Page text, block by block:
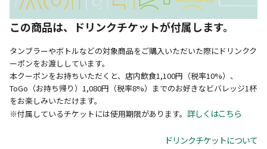
この商品は、ドリンクチケットが付属します。
タンブラーやボトルなどの対象商品をご購入いただいた際にドリンクク
ーポンをお渡ししています。
本クーポンをお持ちいただくと、店内飲食1,100円（税率10%）、
ToGo（お持ち帰り）1,080円（税率8%）までのお好きなビバレッジ1杯
をお楽しみいただけます。
※付属しているチケットには使用期限があります。 詳しくはこちら
ドリンクチケットについて